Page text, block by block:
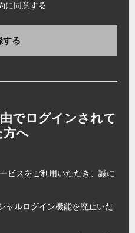
に同意する
する
でログインされて
方へ
ビスをご利用いただき、誠に
ルログイン機能を廃止いた